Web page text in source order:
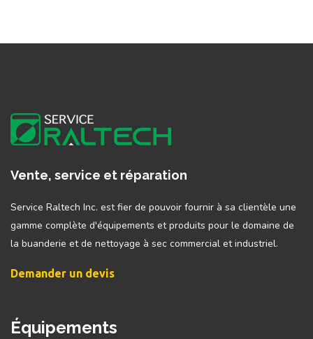
Vente, service et réparation
Service Raltech Inc. est fier de pouvoir fournir à sa clientèle une
gamme complète d'équipements et produits pour le domaine de
la buanderie et de nettoyage à sec commercial et industriel.
Demander un devis
Équipements